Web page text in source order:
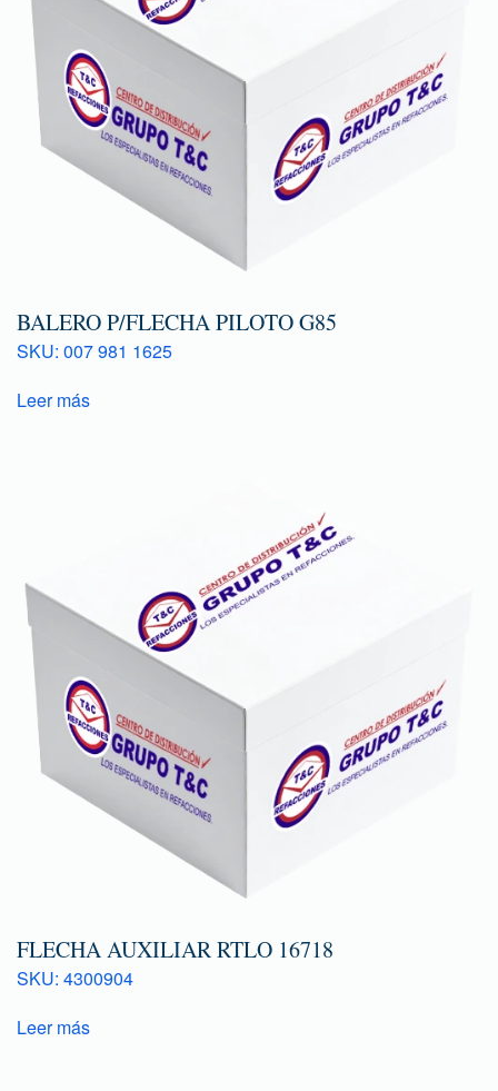
BALERO P/FLECHA PILOTO G85
SKU: 007 981 1625
Leer más
FLECHA AUXILIAR RTLO 16718
SKU: 4300904
Leer más